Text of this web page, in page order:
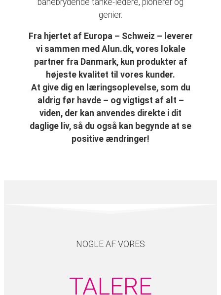
genier.
Fra hjertet af Europa – Schweiz – leverer
vi sammen med Alun.dk, vores lokale
partner fra Danmark, kun produkter af
højeste kvalitet til vores kunder.
At give dig en læringsoplevelse, som du
aldrig før havde – og vigtigst af alt –
viden, der kan anvendes direkte i dit
daglige liv, så du også kan begynde at se
positive ændringer!
NOGLE AF VORES
TALERE